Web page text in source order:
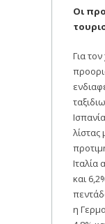
Οι
Για
λίστας
και
η